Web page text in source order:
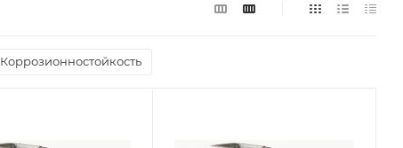
Коррозионностойкость